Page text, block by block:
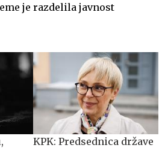
je razdelila javnost
KPK: Predsednica države